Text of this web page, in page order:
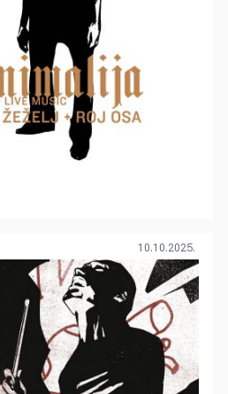
10.10.2025.